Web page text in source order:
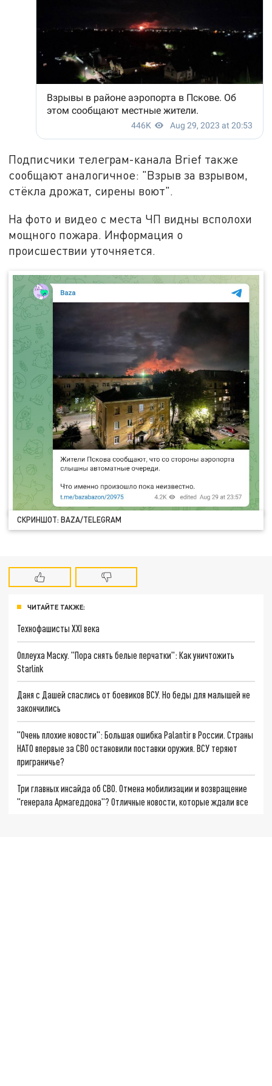
Подписчики телеграм-канала Brief также
сообщают аналогичное: "Взрыв за взрывом,
стёкла дрожат, сирены воют".
На фото и видео с места ЧП видны всполохи
мощного пожара. Информация о
происшествии уточняется.
СКРИНШОТ: BAZA/TELEGRAM
ЧИТАЙТЕ ТАКЖЕ:
Технофашисты XXI века
Оплеуха Маску. "Пора снять белые перчатки": Как уничтожить
Starlink
Даня с Дашей спаслись от боевиков ВСУ. Но беды для малышей не
закончились
"Очень плохие новости": Большая ошибка Palantir в России. Страны
НАТО впервые за СВО остановили поставки оружия. ВСУ теряют
приграничье?
Три главных инсайда об СВО. Отмена мобилизации и возвращение
"генерала Армагеддона"? Отличные новости, которые ждали все